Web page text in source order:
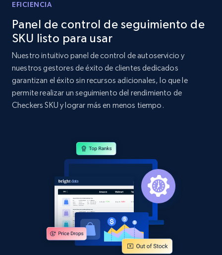
specific category URL
URL, Domain, Country code, Model number,
Sku, Product id, Product name, Manufacturer,
2.1K+
price, Currency, Availability, Reviews count, and
2.1K+ 375+ Comenzar ahora
Amazon products global dataset - Collects
products by specific category URL
EFICIENCIA
Panel de control de seguimiento de
SKU listo para usar
Nuestro intuitivo panel de control de autoservicio y
nuestros gestores de éxito de clientes dedicados
garantizan el éxito sin recursos adicionales, lo que le
permite realizar un seguimiento del rendimiento de
Checkers SKU y lograr más en menos tiempo.